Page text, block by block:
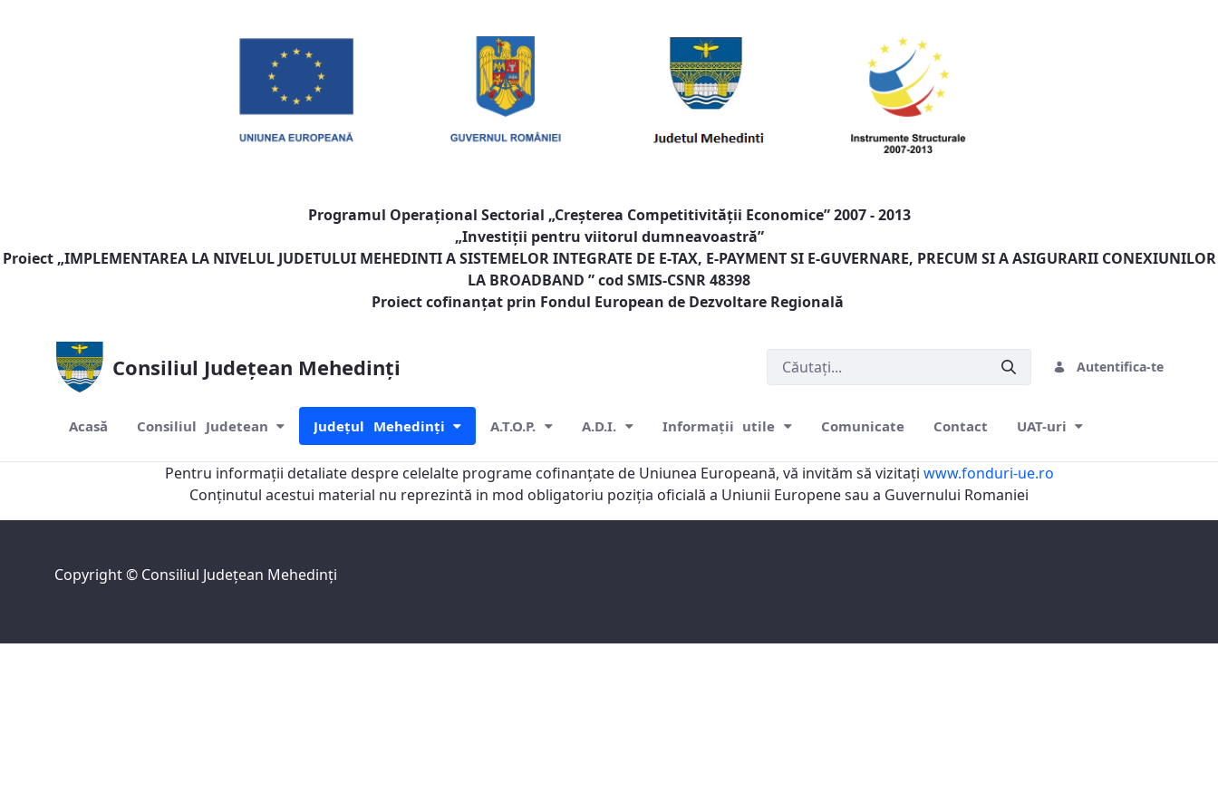
Programul Operaţional Sectorial „Creşterea Competitivităţii Economice” 2007 - 2013
„Investiţii pentru viitorul dumneavoastră”
Proiect „IMPLEMENTAREA LA NIVELUL JUDETULUI MEHEDINTI A SISTEMELOR INTEGRATE DE E-TAX, E-PAYMENT SI E-GUVERNARE, PRECUM SI A ASIGURARII CONEXIUNILOR
LA BROADBAND ” cod SMIS-CSNR 48398
Proiect cofinanţat prin Fondul European de Dezvoltare Regională
Consiliul Județean Mehedinți Autentifica-te
Acasă Consiliul Judetean Județul Mehedinți A.T.O.P. A.D.I. Informații utile Comunicate Contact UAT-uri
Județul MehedințiPentru informaţii detaliate despre celelalte programe cofinanţate de Uniunea Europeană, vă invităm să vizitaţi www.fonduri-ue.ro
Conţinutul acestui material nu reprezintă in mod obligatoriu poziţia oficială a Uniunii Europene sau a Guvernului Romaniei
Copyright © Consiliul Judeţean Mehedinţi